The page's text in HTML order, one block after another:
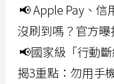
📢 Apple Pay、
沒刷到嗎？官方
📢國家級「行動
揭3重點：勿用手